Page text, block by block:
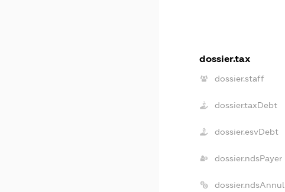
dossier.tax
dossier.staff
dossier.taxDebt
dossier.esvDebt
dossier.ndsPayer
dossier.ndsAnnul